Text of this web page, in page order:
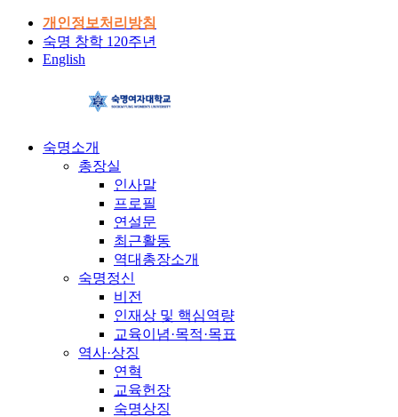
개인정보처리방침
숙명 창학 120주년
English
숙명소개
총장실
인사말
프로필
연설문
최근활동
역대총장소개
숙명정신
비전
인재상 및 핵심역량
교육이념·목적·목표
역사·상징
연혁
교육헌장
숙명상징